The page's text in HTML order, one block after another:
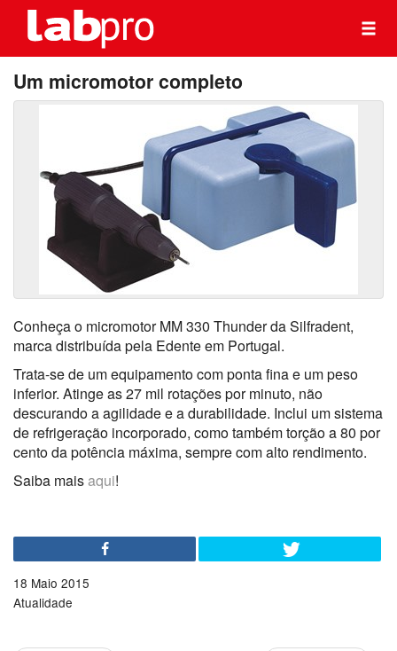
Um micromotor completo
Conheça o micromotor MM 330 Thunder da Silfradent,
marca distribuída pela Edente em Portugal.
Trata-se de um equipamento com ponta fina e um peso
inferior. Atinge as 27 mil rotações por minuto, não
descurando a agilidade e a durabilidade. Inclui um sistema
de refrigeração incorporado, como também torção a 80 por
cento da potência máxima, sempre com alto rendimento.
Saiba maisaqui!
18 Maio 2015
Atualidade